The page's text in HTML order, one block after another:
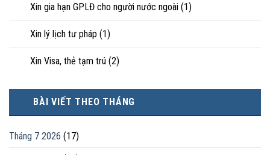
Xin gia hạn GPLĐ cho người nước ngoài (1)
Xin lý lịch tư pháp (1)
Xin Visa, thẻ tạm trú (2)
BÀI VIẾT THEO THÁNG
Tháng 7 2026 (17)